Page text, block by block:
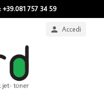
+39.081 757 34 59
 Accedi